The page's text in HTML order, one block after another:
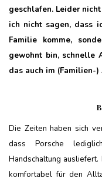
geschlafen. Leider
ich nicht sagen, dass
Familie komme, s
gewohnt bin, schnelle
das auch im (Familien-
Die Zeiten haben sich
dass Porsche
Handschaltung
komfortabel für den